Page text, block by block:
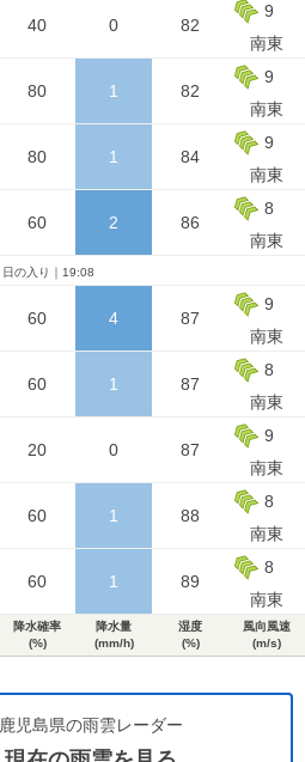
40 0 82
9
南東
80 1 82
9
南東
80 1 84
9
南東
60 2 86
8
南東
日の入り｜19:08
60 4 87
9
南東
60 1 87
8
南東
20 0 87
9
南東
60 1 88
8
南東
60 1 89
8
南東
降水確率
(%)
降水量
(mm/h)
湿度
(%)
風向風速
(m/s)
鹿児島県の雨雲レーダー